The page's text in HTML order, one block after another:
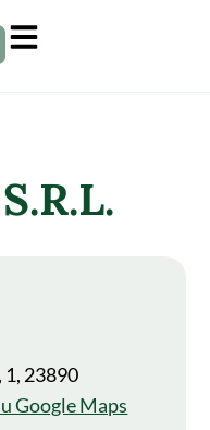
23890
Google Maps